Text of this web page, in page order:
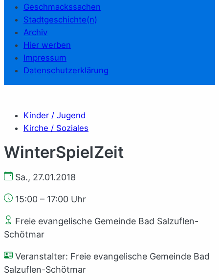
Geschmackssachen
Stadtgeschichte(n)
Archiv
Hier werben
Impressum
Datenschutzerklärung
Kinder / Jugend
Kirche / Soziales
WinterSpielZeit
Sa., 27.01.2018
15:00 – 17:00 Uhr
Freie evangelische Gemeinde Bad Salzuflen-
Schötmar
Veranstalter: Freie evangelische Gemeinde Bad
Salzuflen-Schötmar